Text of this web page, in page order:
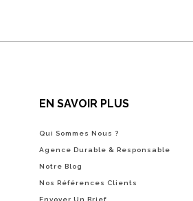
EN SAVOIR PLUS
Qui Sommes Nous ?
Agence Durable & Responsable
Notre Blog
Nos Références Clients
Envoyer Un Brief